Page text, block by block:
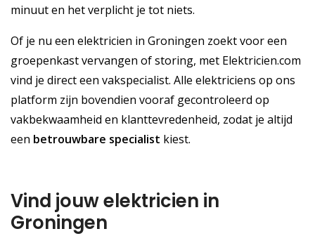
minuut en het verplicht je tot niets.
Of je nu een elektricien in Groningen zoekt voor een
groepenkast vervangen of storing, met Elektricien.com
vind je direct een vakspecialist. Alle elektriciens op ons
platform zijn bovendien vooraf gecontroleerd op
vakbekwaamheid en klanttevredenheid, zodat je altijd
een betrouwbare specialist kiest.
Vind jouw elektricien in
Groningen